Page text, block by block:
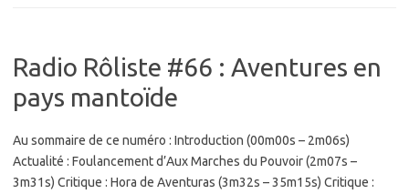
Radio Rôliste #66 : Aventures en
pays mantoïde
Au sommaire de ce numéro : Introduction (00m00s – 2m06s)
Actualité : Foulancement d’Aux Marches du Pouvoir (2m07s –
3m31s) Critique : Hora de Aventuras (3m32s – 35m15s) Critique :